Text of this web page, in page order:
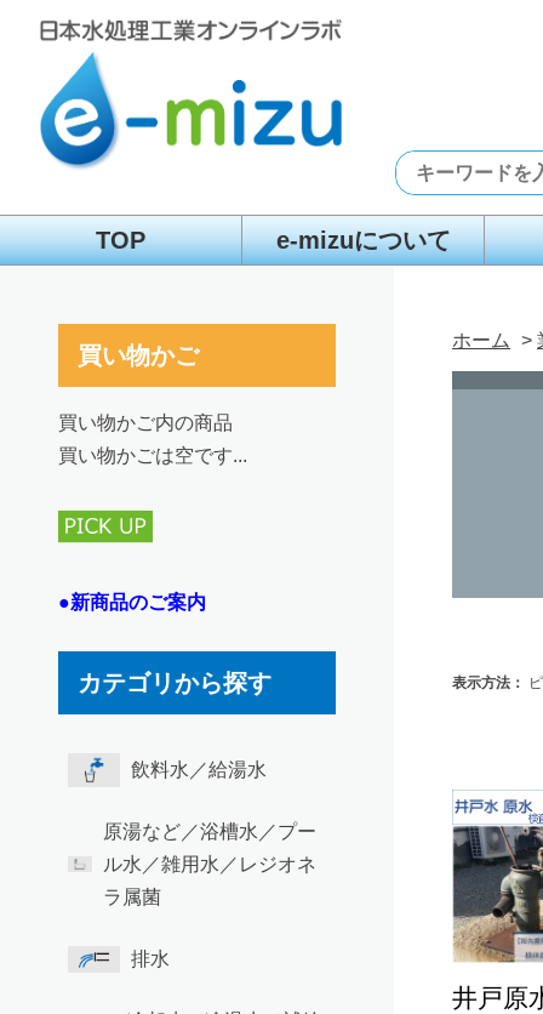
TOP e-mizuについて
買い物かご
買い物かご内の商品
買い物かごは空です...
●新商品のご案内
カテゴリから探す
飲料水／給湯水
原湯など／浴槽水／プー
ル水／雑用水／レジオネ
ラ属菌
排水
ホーム >
表示方法：
井戸原